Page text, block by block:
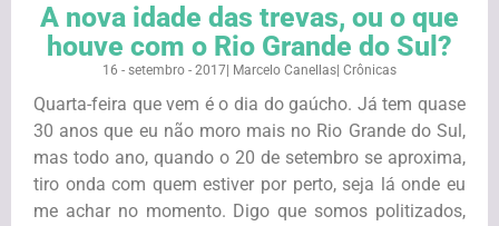
A nova idade das trevas, ou o que
houve com o Rio Grande do Sul?
16 - setembro - 2017 Marcelo Canellas Crônicas
Quarta-feira que vem é o dia do gaúcho. Já tem quase
30 anos que eu não moro mais no Rio Grande do Sul,
mas todo ano, quando o 20 de setembro se aproxima,
tiro onda com quem estiver por perto, seja lá onde eu
me achar no momento. Digo que somos politizados,